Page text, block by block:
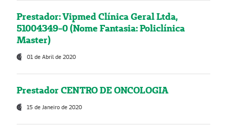
Prestador: Vipmed Clínica Geral Ltda,
51004349-0 (Nome Fantasia: Policlínica
Master)
01 de Abril de 2020
Prestador CENTRO DE ONCOLOGIA
15 de Janeiro de 2020